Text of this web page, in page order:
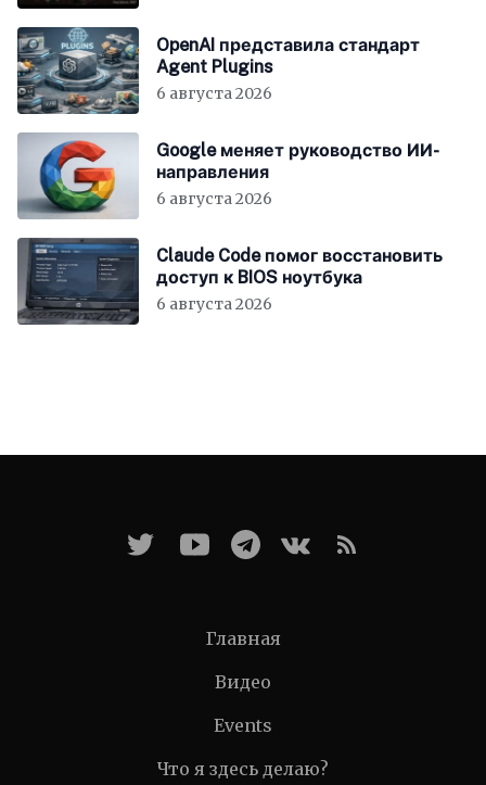
OpenAI представила стандарт
Agent Plugins
6 августа 2026
Google меняет руководство ИИ-
направления
6 августа 2026
Claude Code помог восстановить
доступ к BIOS ноутбука
6 августа 2026
Главная
Видео
Events
Что я здесь делаю?